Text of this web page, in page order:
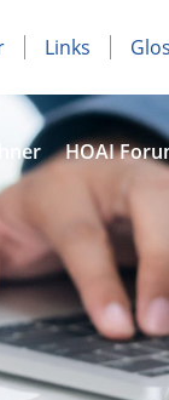
Links
HOAI